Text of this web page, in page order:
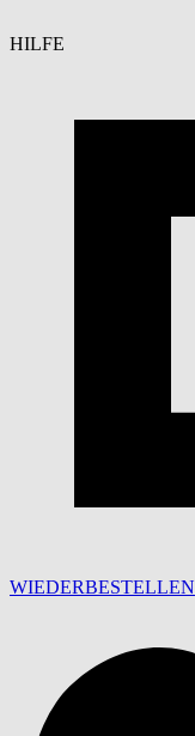
HILFE
WIEDERBESTELLEN